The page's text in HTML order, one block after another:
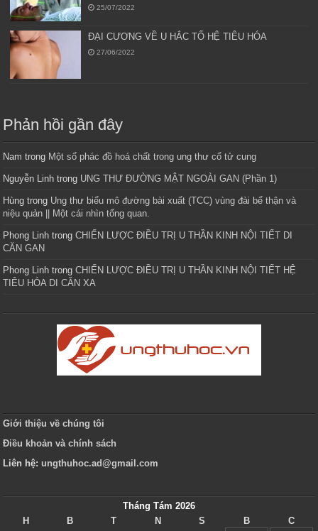
25/07/2022
ĐẠI CƯƠNG VỀ U HẮC TỐ HỆ TIÊU HÓA
27/06/2022
Phản hồi gần đây
Nam trong Một số phác đồ hoá chất trong ung thư cổ tử cung
Nguyễn Linh trong UNG THƯ ĐƯỜNG MẬT NGOÀI GAN (Phần 1)
Hùng trong Ung thư biểu mô đường bài xuất (TCC) vùng đài bể thận và
niệu quản || Một cái nhìn tổng quan.
Phong Linh trongCHIẾN LƯỢC ĐIỀU TRỊ U THẦN KINH NỘI TIẾT DI
CĂN GAN
Phong Linh trongCHIẾN LƯỢC ĐIỀU TRỊ U THẦN KINH NỘI TIẾT HỆ
TIÊU HÓA DI CĂN XA
Giới thiệu về chúng tôi
Điều khoản và chính sách
Liên hệ:ungthuhoc.ad@gmail.com
Tháng Tám 2026
H
B T N S B
C